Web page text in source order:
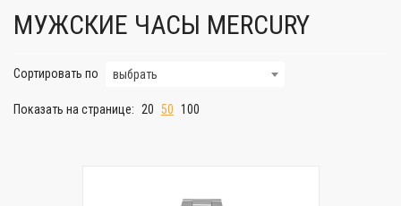
МУЖСКИЕ ЧАСЫ MERCURY
Сортировать по выбрать
Показать на странице: 20 50 100